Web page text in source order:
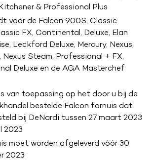
& Professional Plus
voor de Falcon 900S, Classic
FX, Continental, Deluxe, Elan
Leckford Deluxe, Mercury, Nexus,
Nexus Steam, Professional + FX,
Deluxe en de AGA Masterchef
van toepassing op het door u bij de
bestelde Falcon fornuis dat
bij DeNardi tussen 27 maart 2023
2023
moet worden afgeleverd vóór 30
2023